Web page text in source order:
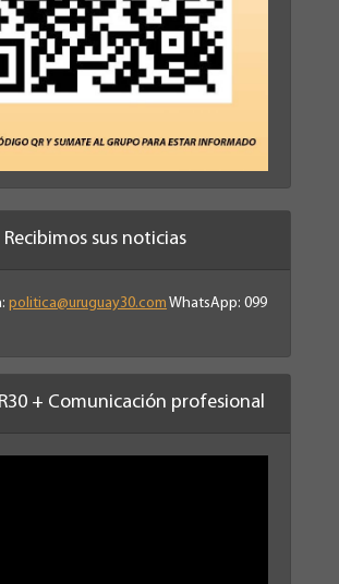
Recibimos sus noticias
politica@uruguay30.com WhatsApp: 099
+ Comunicación profesional